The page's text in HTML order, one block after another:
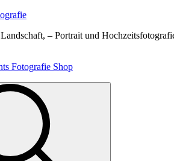
– Portrait und
Fotografie Shop